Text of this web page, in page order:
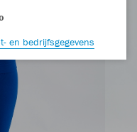
en bedrijfsgegevens